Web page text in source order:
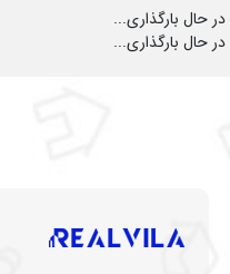
در حال بارگذاری...
در حال بارگذاری...